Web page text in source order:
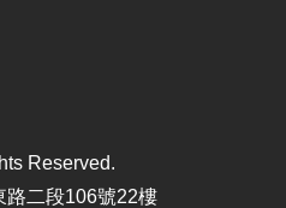
Reserved.
路二段106號22樓